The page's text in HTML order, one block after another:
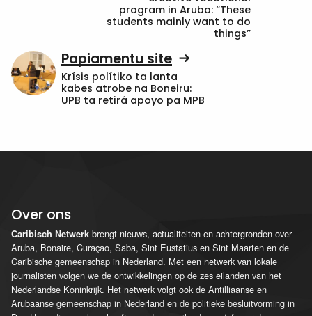
program in Aruba: “These
students mainly want to do
things”
Papiamentu site
Krísis polítiko ta lanta
kabes atrobe na Boneiru:
UPB ta retirá apoyo pa MPB
Over ons
Caribisch Netwerk brengt nieuws, actualiteiten en achtergronden over
Aruba, Bonaire, Curaçao, Saba, Sint Eustatius en Sint Maarten en de
Caribische gemeenschap in Nederland. Met een netwerk van lokale
journalisten volgen we de ontwikkelingen op de zes eilanden van het
Nederlandse Koninkrijk. Het netwerk volgt ook de Antilliaanse en
Arubaanse gemeenschap in Nederland en de politieke besluitvorming in